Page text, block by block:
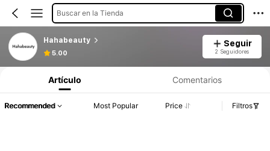
Buscar en la Tienda
Hahabeauty
5.00
Seguir
2 Seguidores
Artículo Comentarios
Recommended Most Popular Price Filtros